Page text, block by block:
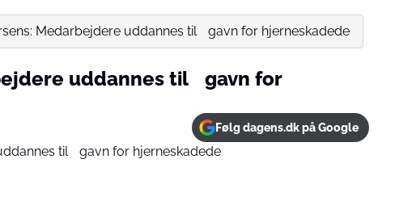
Medarbejdere uddannes til gavn for hjerneskadede
uddannes til gavn for
Følg dagens.dk på Google